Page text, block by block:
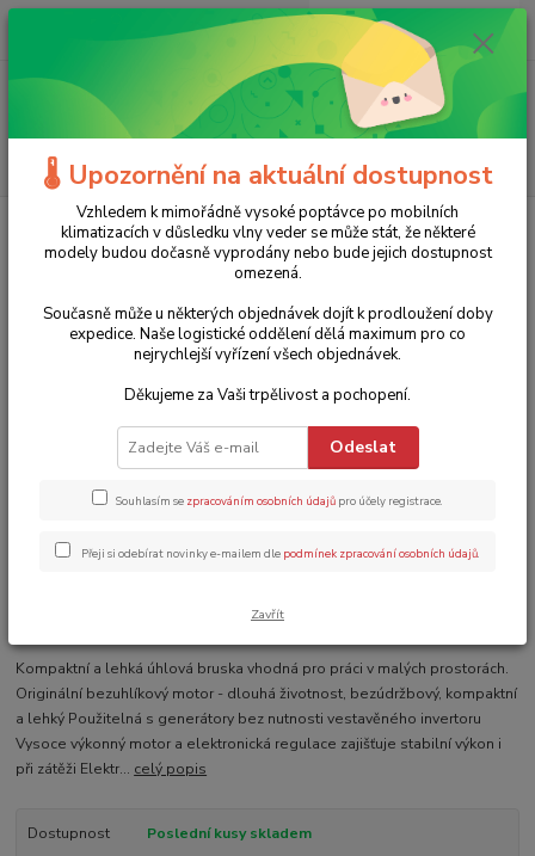
(Po-Ne, 8-20 hod.)
ks
0 Kč
Elektrické nářadí Elektrické brusky
Úhlové brusky
Bezuhlíková bruska s regulací otáček PW2200 Procraft - Ø125mm, 1100W
Bezuhlíková bruska s regulací
otáček PW2200 Procraft -
Ø125mm, 1100W
1 990 Kč
Kompaktní a lehká úhlová bruska vhodná pro práci v malých prostorách.
Originální bezuhlíkový motor - dlouhá životnost, bezúdržbový, kompaktní
a lehký Použitelná s generátory bez nutnosti vestavěného invertoru
Vysoce výkonný motor a elektronická regulace zajišťuje stabilní výkon i
při zátěži Elektr... celý popis
Dostupnost
Poslední kusy skladem
🌡️ Upozornění na aktuální dostupnost
Vzhledem k mimořádně vysoké poptávce po mobilních
klimatizacích v důsledku vlny veder se může stát, že některé
modely budou dočasně vyprodány nebo bude jejich dostupnost
omezená.
Současně může u některých objednávek dojít k prodloužení doby
expedice. Naše logistické oddělení dělá maximum pro co
nejrychlejší vyřízení všech objednávek.
Děkujeme za Vaši trpělivost a pochopení.
Odeslat
Souhlasím se zpracováním osobních údajů pro účely registrace.
Přeji si odebírat novinky e-mailem dle podmínek zpracování osobních údajů
Zavřít